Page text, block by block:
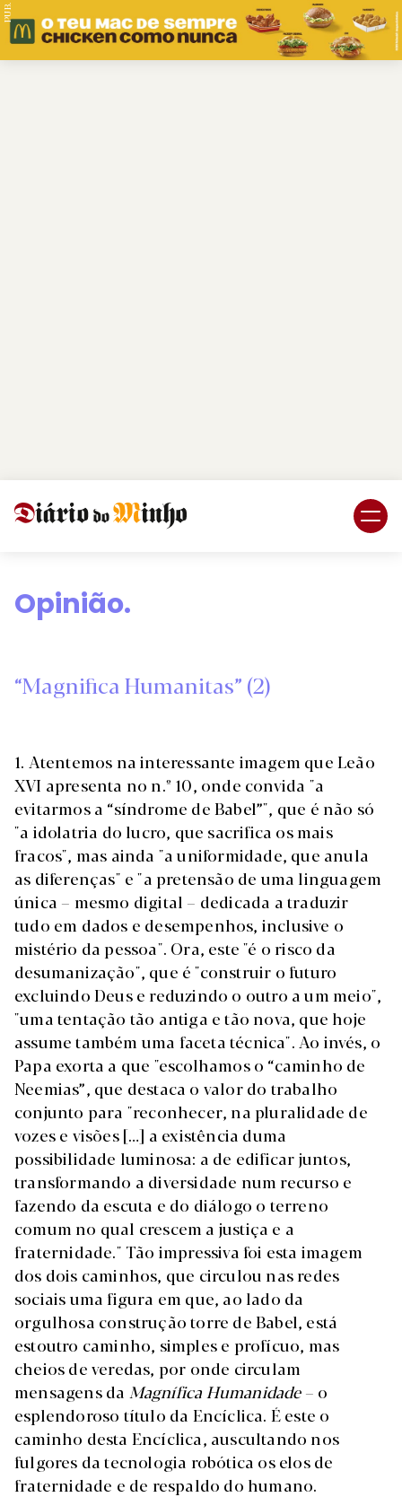
PUB.
Opinião.
“Magnifica Humanitas” (2)
1. Atentemos na interessante imagem que Leão
XVI apresenta no n.º 10, onde convida "a
evitarmos a “síndrome de Babel”", que é não só
"a idolatria do lucro, que sacrifica os mais
fracos", mas ainda "a uniformidade, que anula
as diferenças" e "a pretensão de uma linguagem
única – mesmo digital – dedicada a traduzir
tudo em dados e desempenhos, inclusive o
mistério da pessoa". Ora, este "é o risco da
desumanização", que é "construir o futuro
excluindo Deus e reduzindo o outro a um meio",
"uma tentação tão antiga e tão nova, que hoje
assume também uma faceta técnica". Ao invés, o
Papa exorta a que "escolhamos o “caminho de
Neemias”, que destaca o valor do trabalho
conjunto para "reconhecer, na pluralidade de
vozes e visões […] a existência duma
possibilidade luminosa: a de edificar juntos,
transformando a diversidade num recurso e
fazendo da escuta e do diálogo o terreno
comum no qual crescem a justiça e a
fraternidade." Tão impressiva foi esta imagem
dos dois caminhos, que circulou nas redes
sociais uma figura em que, ao lado da
orgulhosa construção torre de Babel, está
estoutro caminho, simples e profícuo, mas
cheios de veredas, por onde circulam
mensagens da Magnífica Humanidade– o
esplendoroso título da Encíclica. É este o
caminho desta Encíclica, auscultando nos
fulgores da tecnologia robótica os elos de
fraternidade e de respaldo do humano.